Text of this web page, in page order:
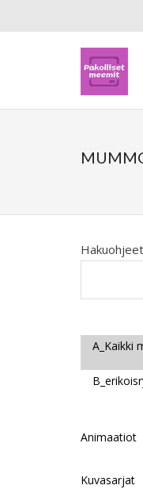
A_Kaikki
Animaatiot
Kuvasarjat